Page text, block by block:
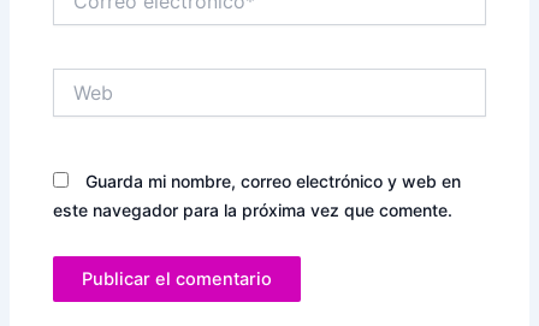
electrónico*
Guarda mi nombre, correo electrónico y web en
este navegador para la próxima vez que comente.